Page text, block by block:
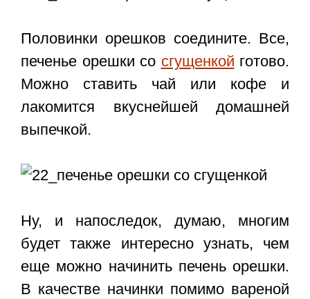
Половинки орешков соедините. Все,
печенье орешки со сгущенкой готово.
Можно ставить чай или кофе и
лакомится вкуснейшей домашней
выпечкой.
Ну, и напоследок, думаю, многим
будет также интересно узнать, чем
еще можно начинить печень орешки.
В качестве начинки помимо вареной